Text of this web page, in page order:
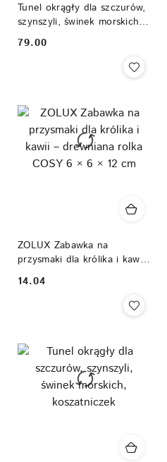
Tunel okrągły dla szczurów,
szynszyli, świnek morskich,
koszatniczek
Cena:
79.00
ZOLUX Zabawka na
przysmaki dla królika i kawii
– drewniana rolka COSY 6 ×
6 × 12 cm
Cena:
14.04